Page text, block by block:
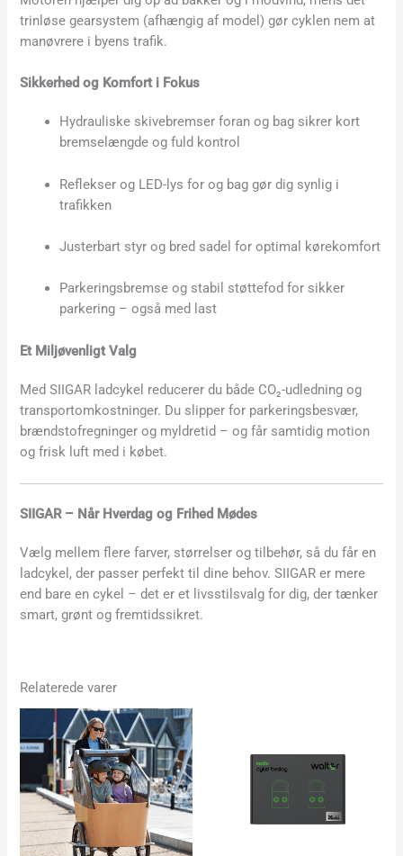
trinløse gearsystem (afhængig af model) gør cyklen nem at
manøvrere i byens trafik.
Sikkerhed og Komfort i Fokus
Hydrauliske skivebremser foran og bag sikrer kort
bremselængde og fuld kontrol
Reflekser og LED-lys for og bag gør dig synlig i
trafikken
Justerbart styr og bred sadel for optimal kørekomfort
Parkeringsbremse og stabil støttefod for sikker
parkering – også med last
Et Miljøvenligt Valg
Med SIIGAR ladcykel reducerer du både CO₂-udledning og
transportomkostninger. Du slipper for parkeringsbesvær,
brændstofregninger og myldretid – og får samtidig motion
og frisk luft med i købet.
SIIGAR – Når Hverdag og Frihed Mødes
Vælg mellem flere farver, størrelser og tilbehør, så du får en
ladcykel, der passer perfekt til dine behov. SIIGAR er mere
end bare en cykel – det er et livsstilsvalg for dig, der tænker
smart, grønt og fremtidssikret.
Relaterede varer